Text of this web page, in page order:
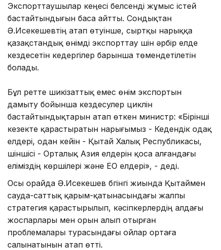
Экспорттаушылар кеңесі белсенді жұмыс істей
бастайтындығын баса айтты. Сондықтан
Ә.Исекешевтің атап өтуінше, сыртқы нарыққа
қазақстандық өнімді экспорттау үшін әрбір елде
кездесетін кедергілер барынша төмендетілетін
болады.
Бұл ретте шикізаттық емес өнім экспортын
дамыту бойынша кездесулер циклін
бастайтындықтарын атап өткен министр: «Бірінші
кезекте қарастыратын нарығымыз - Кедендік одақ
елдері, одан кейін - Қытай Халық Республикасы,
үшіншісі - Орталық Азия елдерін қоса алғандағы
еліміздің көршілері және ЕО елдері», - деді.
Осы орайда Ә.Исекешев бүгінгі жиында Қытаймен
сауда-саттық қарым-қатынасындағы жалпы
стратегия қарастырылып, кәсіпкерлердің алдағы
жоспарлары мен орын алып отырған
проблемалары турасындағы ойлар ортаға
салынатынын атап өтті.